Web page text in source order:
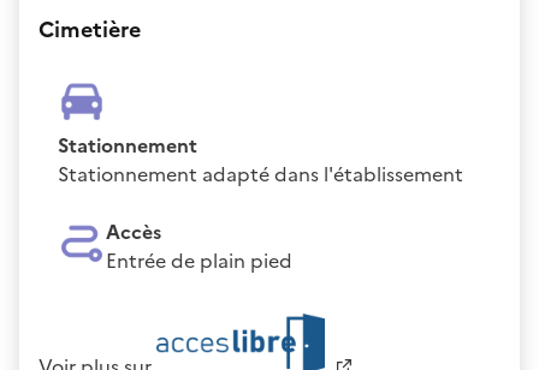
Cimetière
Stationnement
Stationnement adapté dans l'établissement
Accès
Entrée de plain pied